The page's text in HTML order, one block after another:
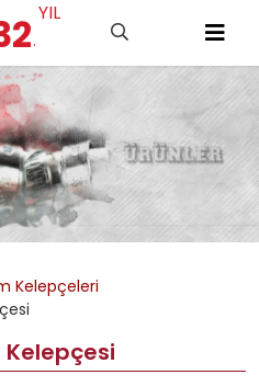
.
YIL
Kelepçeleri
Kelepçesi